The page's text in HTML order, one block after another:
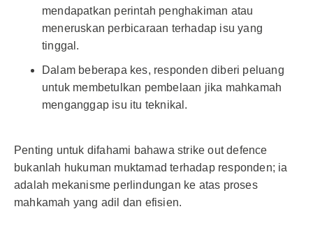
mendapatkan perintah penghakiman atau
meneruskan perbicaraan terhadap isu yang
tinggal.
Dalam beberapa kes, responden diberi peluang
untuk membetulkan pembelaan jika mahkamah
menganggap isu itu teknikal.
Penting untuk difahami bahawa strike out defence
bukanlah hukuman muktamad terhadap responden; ia
adalah mekanisme perlindungan ke atas proses
mahkamah yang adil dan efisien.